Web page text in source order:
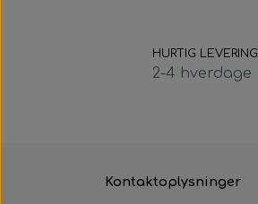
HURTIG LEVERING
2-4 hverdage
Kontaktoplysninger